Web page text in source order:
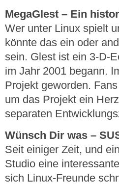
MegaGlest – Ein
Wer unter Linux spielt
könnte das ein oder
sein. Glest ist ein 3-D-
im Jahr 2001 begann.
Projekt geworden.
um das Projekt ein
separaten
Wünsch Dir was –
Seit einiger Zeit, und
Studio eine
sich Linux-Freunde